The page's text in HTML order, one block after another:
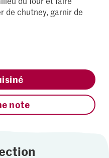
de chutney, garnir de
note